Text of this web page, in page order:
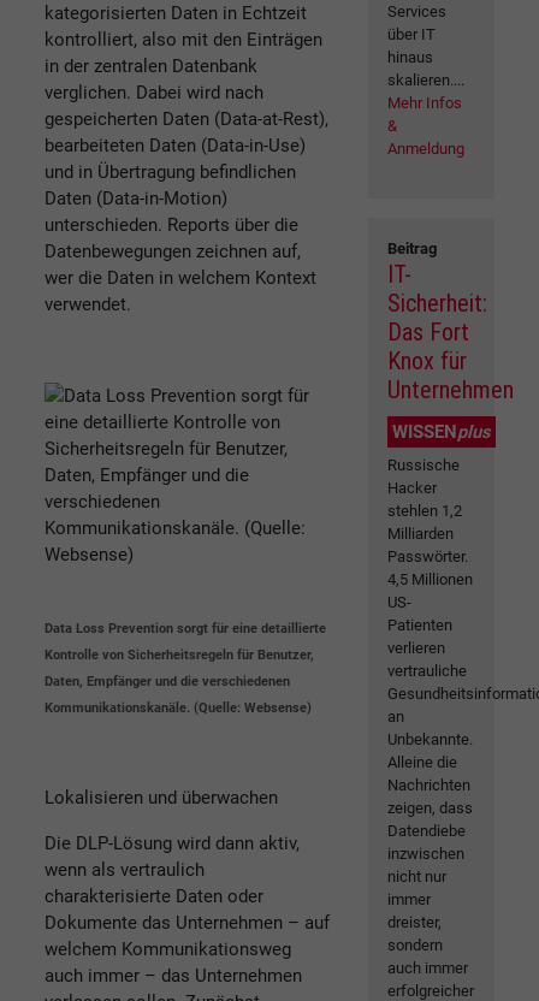
kategorisierten Daten in Echtzeit
kontrolliert, also mit den Einträgen
in der zentralen Datenbank
verglichen. Dabei wird nach
gespeicherten Daten (Data-at-Rest),
bearbeiteten Daten (Data-in-Use)
und in Übertragung befindlichen
Daten (Data-in-Motion)
unterschieden. Reports über die
Datenbewegungen zeichnen auf,
wer die Daten in welchem Kontext
verwendet.
Data Loss Prevention sorgt für eine detaillierte
Kontrolle von Sicherheitsregeln für Benutzer,
Daten, Empfänger und die verschiedenen
Kommunikationskanäle. (Quelle: Websense)
Lokalisieren und überwachen
Die DLP-Lösung wird dann aktiv,
wenn als vertraulich
charakterisierte Daten oder
Dokumente das Unternehmen – auf
welchem Kommunikationsweg
auch immer – das Unternehmen
Services
über IT
hinaus
skalieren....
Mehr Infos
&
Anmeldung
Beitrag
IT-
Sicherheit:
Das Fort
Knox für
Unternehmen
WISSENplus
Russische
Hacker
stehlen 1,2
Milliarden
Passwörter.
4,5 Millionen
US-
Patienten
verlieren
vertrauliche
an
Unbekannte.
Alleine die
Nachrichten
zeigen, dass
Datendiebe
inzwischen
nicht nur
immer
dreister,
sondern
auch immer
erfolgreicher